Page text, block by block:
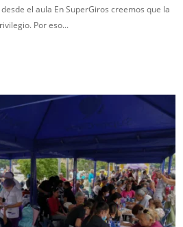
el aula En SuperGiros creemos que la
Por eso...